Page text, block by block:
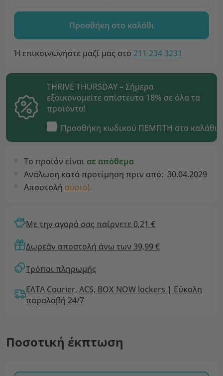
Προσθήκη στο καλάθι
Ή επικοινωνήστε μαζί μας στο 211 234 3231
THRIVE THURSDAY – Σήμερα
εξοικονομείτε απίστευτα 18% σε όλα τα
προϊόντα!
Προσθήκη κωδικού ΠΕΜΠΤΗ στο καλάθι
Το προϊόν είναι σε απόθεμα
Ανάλωση κατά προτίμηση πριν από: 30.04.2029
Αποστολή αύριο!
Με την αγορά σας παίρνετε 0,21 €
Δωρεάν αποστολή άνω των 39,99 €
Τρόποι πληρωμής
ΕΛΤΑ Courier, ACS, BOX NOW lockers | Εύκολη
παραλαβή 24/7
Ποσοτική έκπτωση